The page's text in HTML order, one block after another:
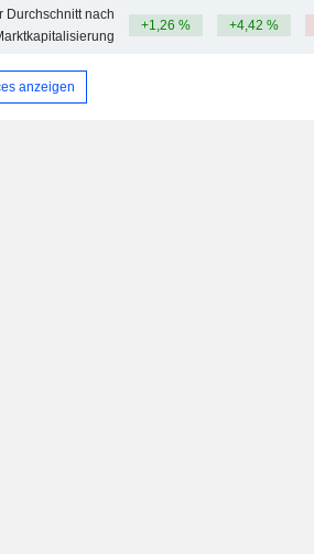
Durchschnitt nach
+1,26 % +4,42 %
anzeigen